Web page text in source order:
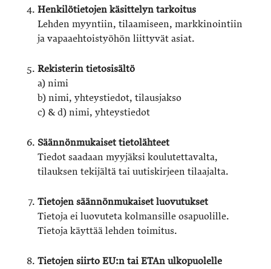
Henkilötietojen käsittelyn tarkoitus
Lehden myyntiin, tilaamiseen, markkinointiin
ja vapaaehtoistyöhön liittyvät asiat.
Rekisterin tietosisältö
a) nimi
b) nimi, yhteystiedot, tilausjakso
c) & d) nimi, yhteystiedot
Säännönmukaiset tietolähteet
Tiedot saadaan myyjäksi koulutettavalta,
tilauksen tekijältä tai uutiskirjeen tilaajalta.
Tietojen säännönmukaiset luovutukset
Tietoja ei luovuteta kolmansille osapuolille.
Tietoja käyttää lehden toimitus.
Tietojen siirto EU:n tai ETAn ulkopuolelle